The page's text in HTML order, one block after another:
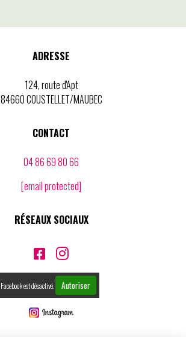
ADRESSE
124, route d'Apt
84660 COUSTELLET/MAUBEC
CONTACT
04 86 69 80 66
[email protected]
RÉSEAUX SOCIAUX
 
Facebook est désactivé. Autoriser